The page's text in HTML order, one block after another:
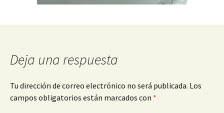
Deja una respuesta
Tu dirección de correo electrónico no será publicada. Los
campos obligatorios están marcados con *